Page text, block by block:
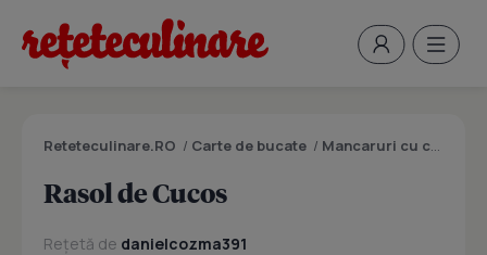
Reteteculinare.RO / Carte de bucate / Mancaruri cu carne
Rasol de Cucos
Rețetă de danielcozma391